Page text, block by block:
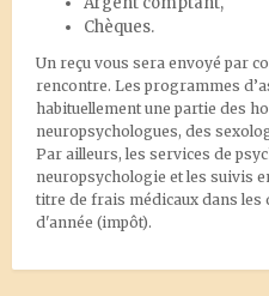
Chèques.
Un reçu vous sera envoyé par
rencontre. Les programmes
habituellement une partie des
neuropsychologues, des
Par ailleurs, les services de
neuropsychologie et les suivis
titre de frais médicaux dans les
d'année (impôt).